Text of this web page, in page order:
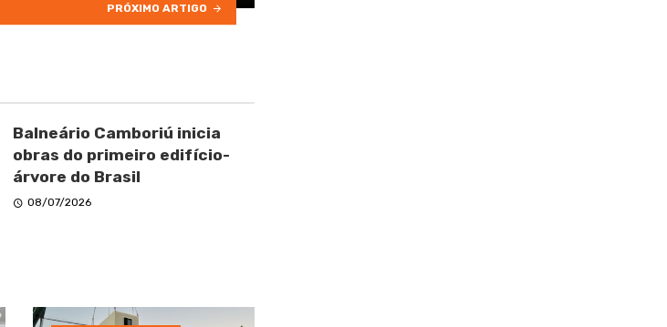
PRÓXIMO ARTIGO
Balneário Camboriú inicia
obras do primeiro edifício-
árvore do Brasil
08/07/2026